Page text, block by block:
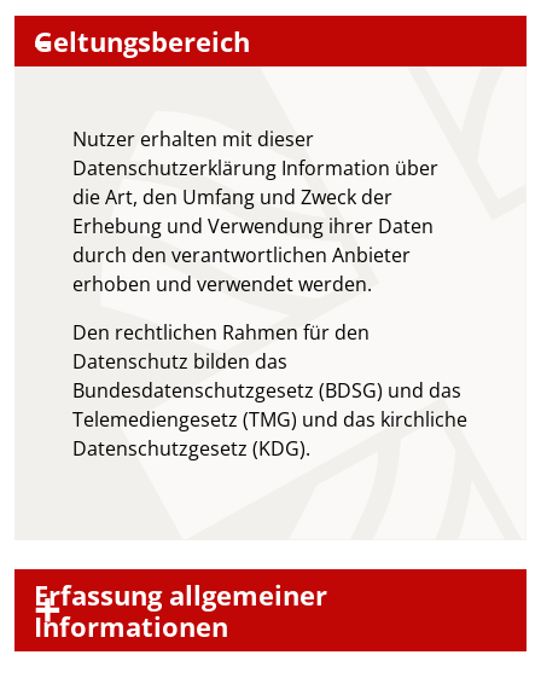
Geltungsbereich
Nutzer erhalten mit dieser
Datenschutzerklärung Information über
die Art, den Umfang und Zweck der
Erhebung und Verwendung ihrer Daten
durch den verantwortlichen Anbieter
erhoben und verwendet werden.
Den rechtlichen Rahmen für den
Datenschutz bilden das
Bundesdatenschutzgesetz (BDSG) und das
Telemediengesetz (TMG) und das kirchliche
Datenschutzgesetz (KDG).
Erfassung allgemeiner
Informationen